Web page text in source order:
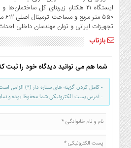
ایستگاه ۲۱ هکتار، زیربنای کل
تجهیزات ایرانی و توان مهندسان داخلی
بازتاب
شما هم می توانید دیدگاه خود را ثبت
- کامل کردن گزینه های ستاره دار (*) الزامی
- آدرس پست الکترونیکی شما محفوظ بوده و